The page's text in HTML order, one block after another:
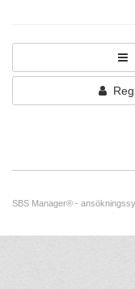
SBS Manager® -